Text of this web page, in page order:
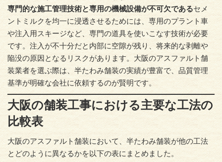
専門的な施工管理技術と専用の機械設備が不可欠であるセメ
ントミルクを均一に浸透させるためには、専用のプラント車
や注入用スキージなど、専門の道具を使いこなす技術が必要
です。注入が不十分だと内部に空隙が残り、将来的な剥離や
陥没の原因となるリスクがあります。大阪のアスファルト舗
装業者を選ぶ際は、半たわみ舗装の実績が豊富で、品質管理
基準が明確な会社に依頼するのが賢明です。
大阪の舗装工事における主要な工法の
比較表
大阪のアスファルト舗装において、半たわみ舗装が他の工法
とどのように異なるかを以下の表にまとめました。